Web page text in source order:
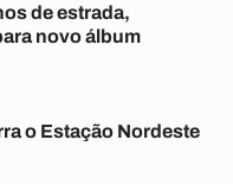
de estrada,
novo álbum
o Estação Nordeste